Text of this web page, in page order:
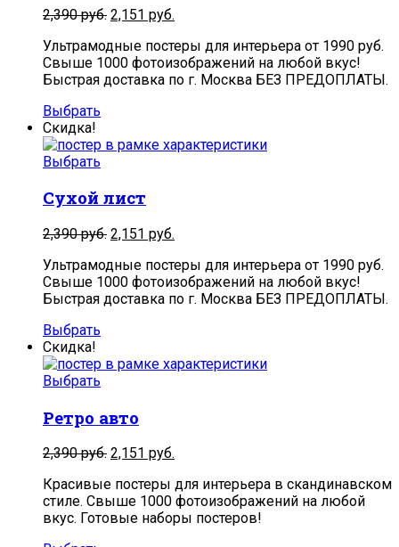
2,390руб. 2,151 руб.
Ультрамодные постеры для интерьера от 1990 руб.
Свыше 1000 фотоизображений на любой вкус!
Быстрая доставка по г. Москва БЕЗ ПРЕДОПЛАТЫ.
Выбрать
Скидка!
Выбрать
Сухой лист
2,390руб. 2,151 руб.
Ультрамодные постеры для интерьера от 1990 руб.
Свыше 1000 фотоизображений на любой вкус!
Быстрая доставка по г. Москва БЕЗ ПРЕДОПЛАТЫ.
Выбрать
Скидка!
Выбрать
Ретро авто
2,390руб. 2,151 руб.
Красивые постеры для интерьера в скандинавском
стиле. Свыше 1000 фотоизображений на любой
вкус. Готовые наборы постеров!